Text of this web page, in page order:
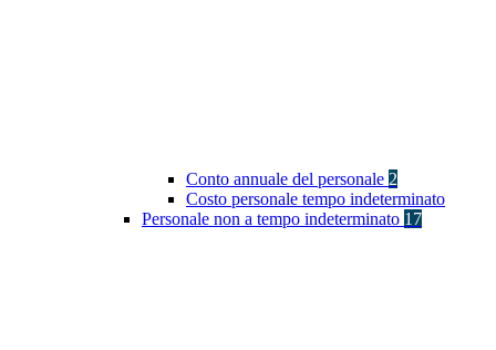
Conto annuale del personale 2
Costo personale tempo indeterminato
Personale non a tempo indeterminato 17